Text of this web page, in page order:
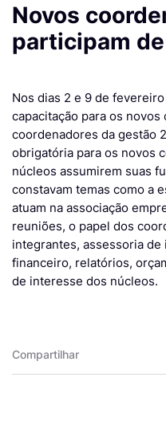
Novos
participam
Nos dias 2 e 9 de
capacitação para os
coordenadores da gestão
obrigatória para os novos
núcleos assumirem suas
constavam temas como a
atuam na associação
reuniões, o papel dos
integrantes, assessoria
financeiro, relatórios,
de interesse dos núcleos.
Compartilhar